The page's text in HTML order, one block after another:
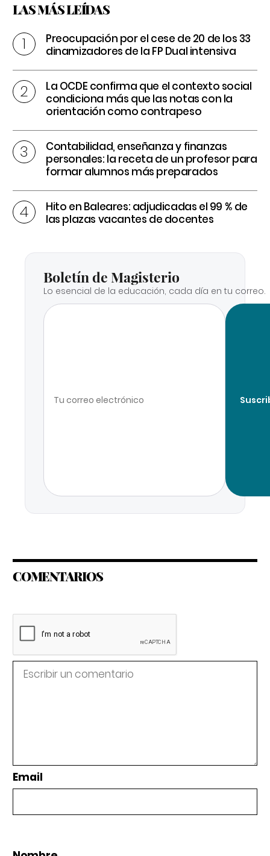
LAS MÁS LEÍDAS
Preocupación por el cese de 20 de los 33
dinamizadores de la FP Dual intensiva
La OCDE confirma que el contexto social
condiciona más que las notas con la
orientación como contrapeso
Contabilidad, enseñanza y finanzas
personales: la receta de un profesor para
formar alumnos más preparados
Hito en Baleares: adjudicadas el 99 % de
las plazas vacantes de docentes
Boletín de Magisterio
Lo esencial de la educación, cada día en tu correo.
COMENTARIOS
Email